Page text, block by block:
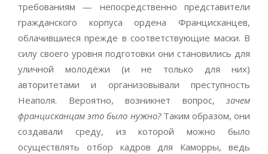
требованиям — непосредственно представители
гражданского корпуса ордена Францисканцев,
облачившиеся прежде в соответствующие маски. В
силу своего уровня подготовки они становились для
уличной молодёжи (и не только для них)
авторитетами и организовывали преступность
Неаполя. Вероятно, возникнет вопрос, зачем
францисканцам это было нужно? Таким образом, они
создавали среду, из которой можно было
осуществлять отбор кадров для Каморры, ведь